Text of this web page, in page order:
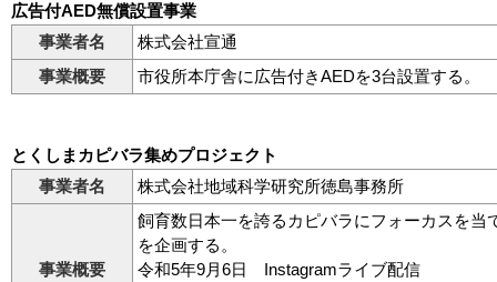
広告付AED無償設置事業
事業者名
株式会社宣通
事業概要
市役所本庁舎に広告付きAEDを3台設置する。
とくしまカピバラ集めプロジェクト
事業者名
株式会社地域科学研究所徳島事務所
事業概要
飼育数日本一を誇るカピバラにフォーカスを
を企画する。
令和5年9月6日 Instagramライブ配信